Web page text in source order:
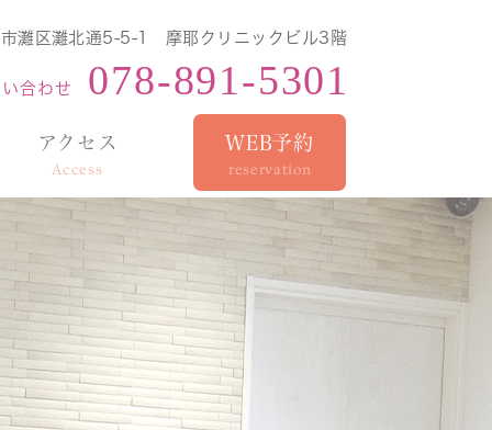
灘区灘北通5-5-1 摩耶クリニックビル3階
合わせ 078-891-5301
アクセス
Access
WEB予約
reservation